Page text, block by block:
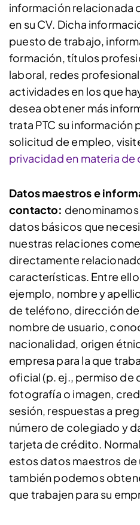
información relacionada
en su CV. Dicha
puesto de trabajo,
formación, títulos
laboral, redes
actividades en los que
desea obtener más
trata PTC su información
solicitud de empleo,
privacidad en materia
Datos maestros e
contacto:
datos básicos que
nuestras relaciones
directamente
características. Entre
ejemplo, nombre y
de teléfono, dirección
nombre de usuario,
nacionalidad, origen
empresa para la que
oficial (p. ej., permiso de
fotografía o imagen,
sesión, respuestas a
número de colegiado y
tarjeta de crédito.
estos datos maestros
también podemos
que trabajen para su